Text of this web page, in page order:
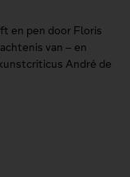
en pen door Floris
van – en
André de